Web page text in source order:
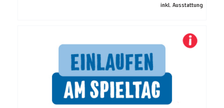
inkl. Ausstattung